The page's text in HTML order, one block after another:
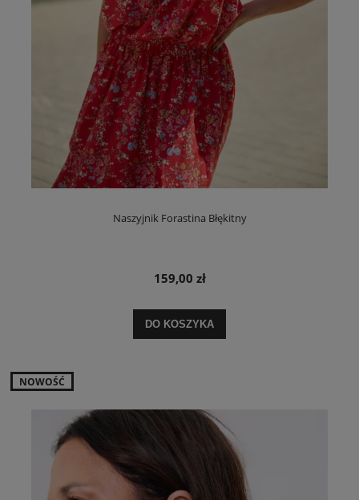
Naszyjnik Forastina Błękitny
159,00 zł
DO KOSZYKA
NOWOŚĆ